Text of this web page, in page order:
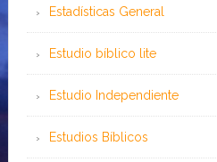
Estadísticas General
Estudio bíblico lite
Estudio Independiente
Estudios Bíblicos